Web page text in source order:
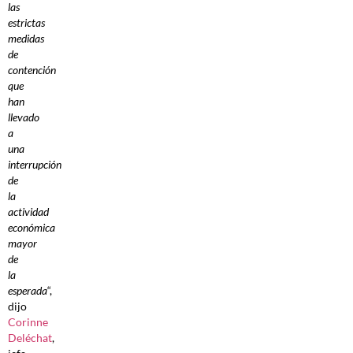
las
estrictas
medidas
de
contención
que
han
llevado
a
una
interrupción
de
la
actividad
económica
mayor
de
la
esperada“,
dijo
Corinne
Deléchat,